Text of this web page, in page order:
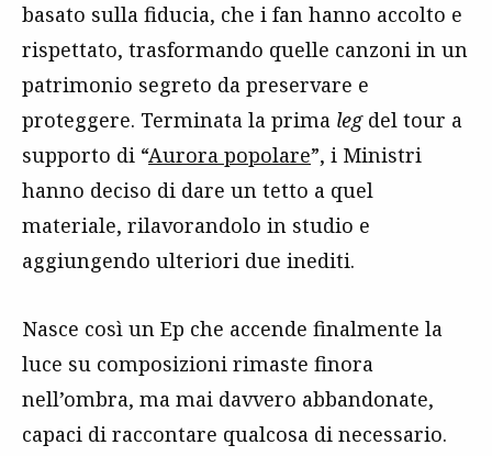
basato sulla fiducia, che i fan hanno accolto e
rispettato, trasformando quelle canzoni in un
patrimonio segreto da preservare e
proteggere. Terminata la prima legdel tour a
supporto di “Aurora popolare”, i Ministri
hanno deciso di dare un tetto a quel
materiale, rilavorandolo in studio e
aggiungendo ulteriori due inediti.
Nasce così un Ep che accende finalmente la
luce su composizioni rimaste finora
nell’ombra, ma mai davvero abbandonate,
capaci di raccontare qualcosa di necessario.